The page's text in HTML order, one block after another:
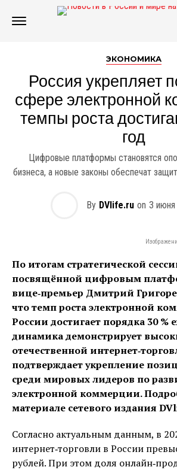
ЭКОНОМИКА
Россия укрепляет
сфере электронной
темпы роста
год
Цифровые платформы становятся
бизнеса, а новые законы обеспечат
By DVlife.ru on 3 июня
По итогам стратегической
посвящённой цифровым
вице‑премьер Дмитрий
что темп роста электронной
России достигает порядка 30 %
динамика демонстрирует
отечественной
подтверждает укрепление
среди мировых лидеров по
электронной коммерции.
материале сетевого издания
Согласно актуальным данным, в
интернет‑торговли в России
рублей. При этом доля